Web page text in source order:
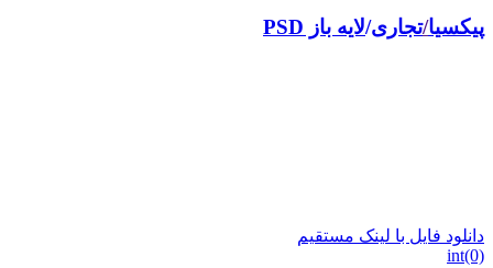
پیکسیا/ لایه باز PSD تجاری
دانلود فایل با لینک مستقیم
int(0)